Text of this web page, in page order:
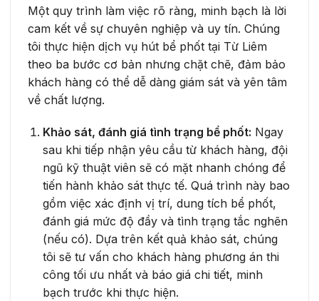
Một quy trình làm việc rõ ràng, minh bạch là lời
cam kết về sự chuyên nghiệp và uy tín. Chúng
tôi thực hiện dịch vụ hút bể phốt tại Từ Liêm
theo ba bước cơ bản nhưng chặt chẽ, đảm bảo
khách hàng có thể dễ dàng giám sát và yên tâm
về chất lượng.
Khảo sát, đánh giá tình trạng bể phốt: Ngay
sau khi tiếp nhận yêu cầu từ khách hàng, đội
ngũ kỹ thuật viên sẽ có mặt nhanh chóng để
tiến hành khảo sát thực tế. Quá trình này bao
gồm việc xác định vị trí, dung tích bể phốt,
đánh giá mức độ đầy và tình trạng tắc nghẽn
(nếu có). Dựa trên kết quả khảo sát, chúng
tôi sẽ tư vấn cho khách hàng phương án thi
công tối ưu nhất và báo giá chi tiết, minh
bạch trước khi thực hiện.